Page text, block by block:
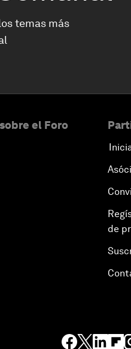
temas más
el Foro
de